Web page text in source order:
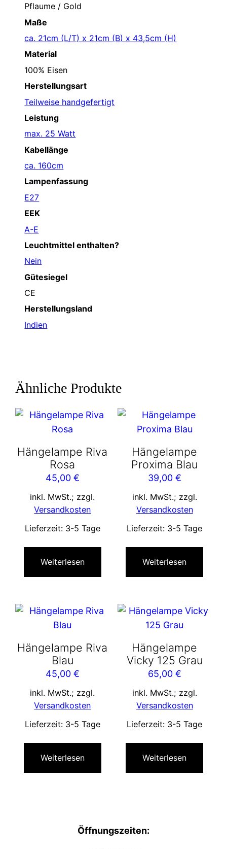
Pflaume / Gold
Maße
ca. 21cm (L/T) x 21cm (B) x 43,5cm (H)
Material
100% Eisen
Herstellungsart
Teilweise handgefertigt
Leistung
max. 25 Watt
Kabellänge
ca. 160cm
Lampenfassung
E27
EEK
A-E
Leuchtmittel enthalten?
Nein
Gütesiegel
CE
Herstellungsland
Indien
Ähnliche Produkte
Hängelampe Riva
Rosa
45,00 €
inkl. MwSt.; zzgl.
Versandkosten
Lieferzeit: 3-5 Tage
Weiterlesen
Hängelampe
Proxima Blau
39,00 €
inkl. MwSt.; zzgl.
Versandkosten
Lieferzeit: 3-5 Tage
Weiterlesen
Hängelampe Riva
Blau
45,00 €
inkl. MwSt.; zzgl.
Versandkosten
Lieferzeit: 3-5 Tage
Weiterlesen
Hängelampe
Vicky 125 Grau
65,00 €
inkl. MwSt.; zzgl.
Versandkosten
Lieferzeit: 3-5 Tage
Weiterlesen
Öffnungszeiten: